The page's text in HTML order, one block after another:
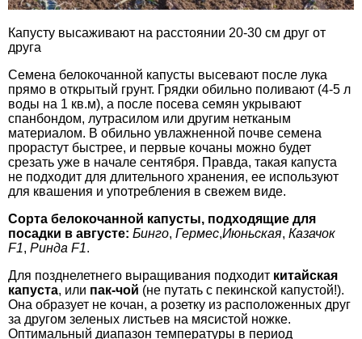
Капусту высаживают на расстоянии 20-30 см друг от
друга
Семена белокочанной капусты высевают после лука
прямо в открытый грунт. Грядки обильно поливают (4-5 л
воды на 1 кв.м), а после посева семян укрывают
спанбондом, лутрасилом или другим нетканым
материалом. В обильно увлажненной почве семена
прорастут быстрее, и первые кочаны можно будет
срезать уже в начале сентября. Правда, такая капуста
не подходит для длительного хранения, ее используют
для квашения и употребления в свежем виде.
Сорта белокочанной капусты, подходящие для
посадки в августе: Бинго, Гермес,Июньская, Казачок
F1, Ринда F1.
Для позднелетнего выращивания подходит китайская
капуста, или пак-чой (не путать с пекинской капустой!).
Она образует не кочан, а розетку из расположенных друг
за другом зеленых листьев на мясистой ножке.
Оптимальный диапазон температуры в период